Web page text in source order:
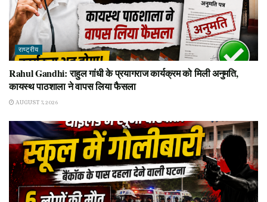
राष्ट्रीय
Rahul Gandhi: राहुल गांधी के प्रयागराज कार्यक्रम को मिली अनुमति,
कायस्थ पाठशाला ने वापस लिया फैसला
AUGUST 7, 2026